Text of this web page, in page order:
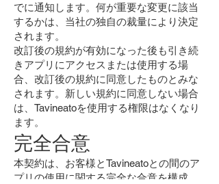
でに通知します。何が重要な変更に該当
するかは、当社の独自の裁量により決定
されます。
改訂後の規約が有効になった後も引き続
きアプリにアクセスまたは使用する場
合、改訂後の規約に同意したものとみな
されます。新しい規約に同意しない場合
は、Tavineatoを使用する権限はなくなり
ます。
完全合意
本契約は、お客様とTavineatoとの間のア
プリの使用に関する完全な合意を構成